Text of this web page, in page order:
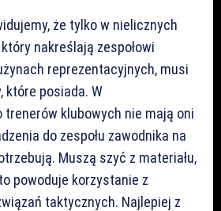
że tylko w nielicznych
nakreślają zespołowi
reprezentacyjnych, musi
które posiada. W
klubowych nie mają oni
do zespołu zawodnika na
Muszą szyć z materiału,
powoduje korzystanie z
taktycznych. Najlepiej z